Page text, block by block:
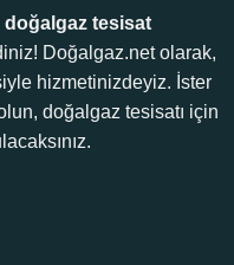
doğalgaz tesisat
Doğalgaz.net olarak,
hizmetinizdeyiz. İster
doğalgaz tesisatı için